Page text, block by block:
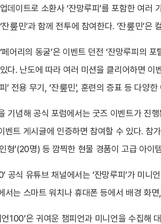
데이트로 소환사 ‘잔망루피’를 포함한 여러
잔뤂민’과 함께 전투에 참여한다. ‘잔뤂민’
페어리의 동굴’은 이벤트 던전 ‘잔망루피의
다. 난도에 따라 여러 미션을 클리어하면 이
’ 전용 무기, ‘잔뤂민’, 훈련의 증표 등 다양
기념해 공식 포럼에서는 굿즈 이벤트가 진
벤트 게시글에 인증하면 참여할 수 있다. 참
형’(20명) 등 깜찍한 현물 경품이 고급 아이
공식 유튜브 채널에서는 ‘잔망루피’가 미
서는 스마트 워치나 휴대폰 등에서 배경 화
언100’은 귀여운 챔피언과 미니언을 수집해